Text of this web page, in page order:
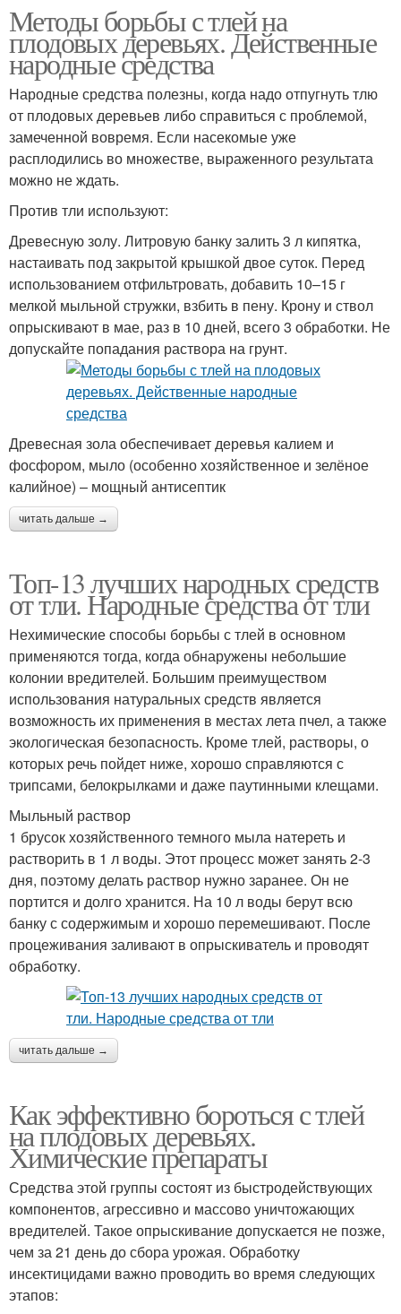
Методы борьбы с тлей на
плодовых деревьях. Действенные
народные средства
Народные средства полезны, когда надо отпугнуть тлю
от плодовых деревьев либо справиться с проблемой,
замеченной вовремя. Если насекомые уже
расплодились во множестве, выраженного результата
можно не ждать.
Против тли используют:
Древесную золу. Литровую банку залить 3 л кипятка,
настаивать под закрытой крышкой двое суток. Перед
использованием отфильтровать, добавить 10–15 г
мелкой мыльной стружки, взбить в пену. Крону и ствол
опрыскивают в мае, раз в 10 дней, всего 3 обработки. Не
допускайте попадания раствора на грунт.
Древесная зола обеспечивает деревья калием и
фосфором, мыло (особенно хозяйственное и зелёное
калийное) – мощный антисептик
читать дальше →
Топ-13 лучших народных средств
от тли. Народные средства от тли
Нехимические способы борьбы с тлей в основном
применяются тогда, когда обнаружены небольшие
колонии вредителей. Большим преимуществом
использования натуральных средств является
возможность их применения в местах лета пчел, а также
экологическая безопасность. Кроме тлей, растворы, о
которых речь пойдет ниже, хорошо справляются с
трипсами, белокрылками и даже паутинными клещами.
Мыльный раствор
1 брусок хозяйственного темного мыла натереть и
растворить в 1 л воды. Этот процесс может занять 2-3
дня, поэтому делать раствор нужно заранее. Он не
портится и долго хранится. На 10 л воды берут всю
банку с содержимым и хорошо перемешивают. После
процеживания заливают в опрыскиватель и проводят
обработку.
читать дальше →
Как эффективно бороться с тлей
на плодовых деревьях.
Химические препараты
Средства этой группы состоят из быстродействующих
компонентов, агрессивно и массово уничтожающих
вредителей. Такое опрыскивание допускается не позже,
чем за 21 день до сбора урожая. Обработку
инсектицидами важно проводить во время следующих
этапов: